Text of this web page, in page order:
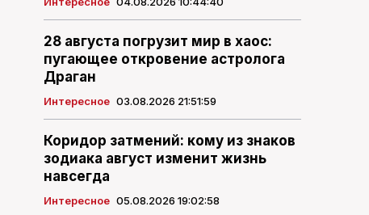
28 августа погрузит мир в хаос:
пугающее откровение астролога
Драган
Интересное 03.08.2026 21:51:59
Коридор затмений: кому из знаков
зодиака август изменит жизнь
навсегда
Интересное 05.08.2026 19:02:58